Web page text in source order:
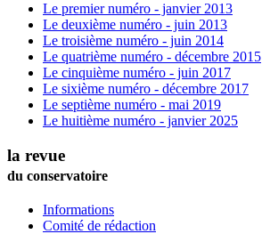
Le premier numéro - janvier 2013
Le deuxième numéro - juin 2013
Le troisième numéro - juin 2014
Le quatrième numéro - décembre 2015
Le cinquième numéro - juin 2017
Le sixième numéro - décembre 2017
Le septième numéro - mai 2019
Le huitième numéro - janvier 2025
la revue
du conservatoire
Informations
Comité de rédaction